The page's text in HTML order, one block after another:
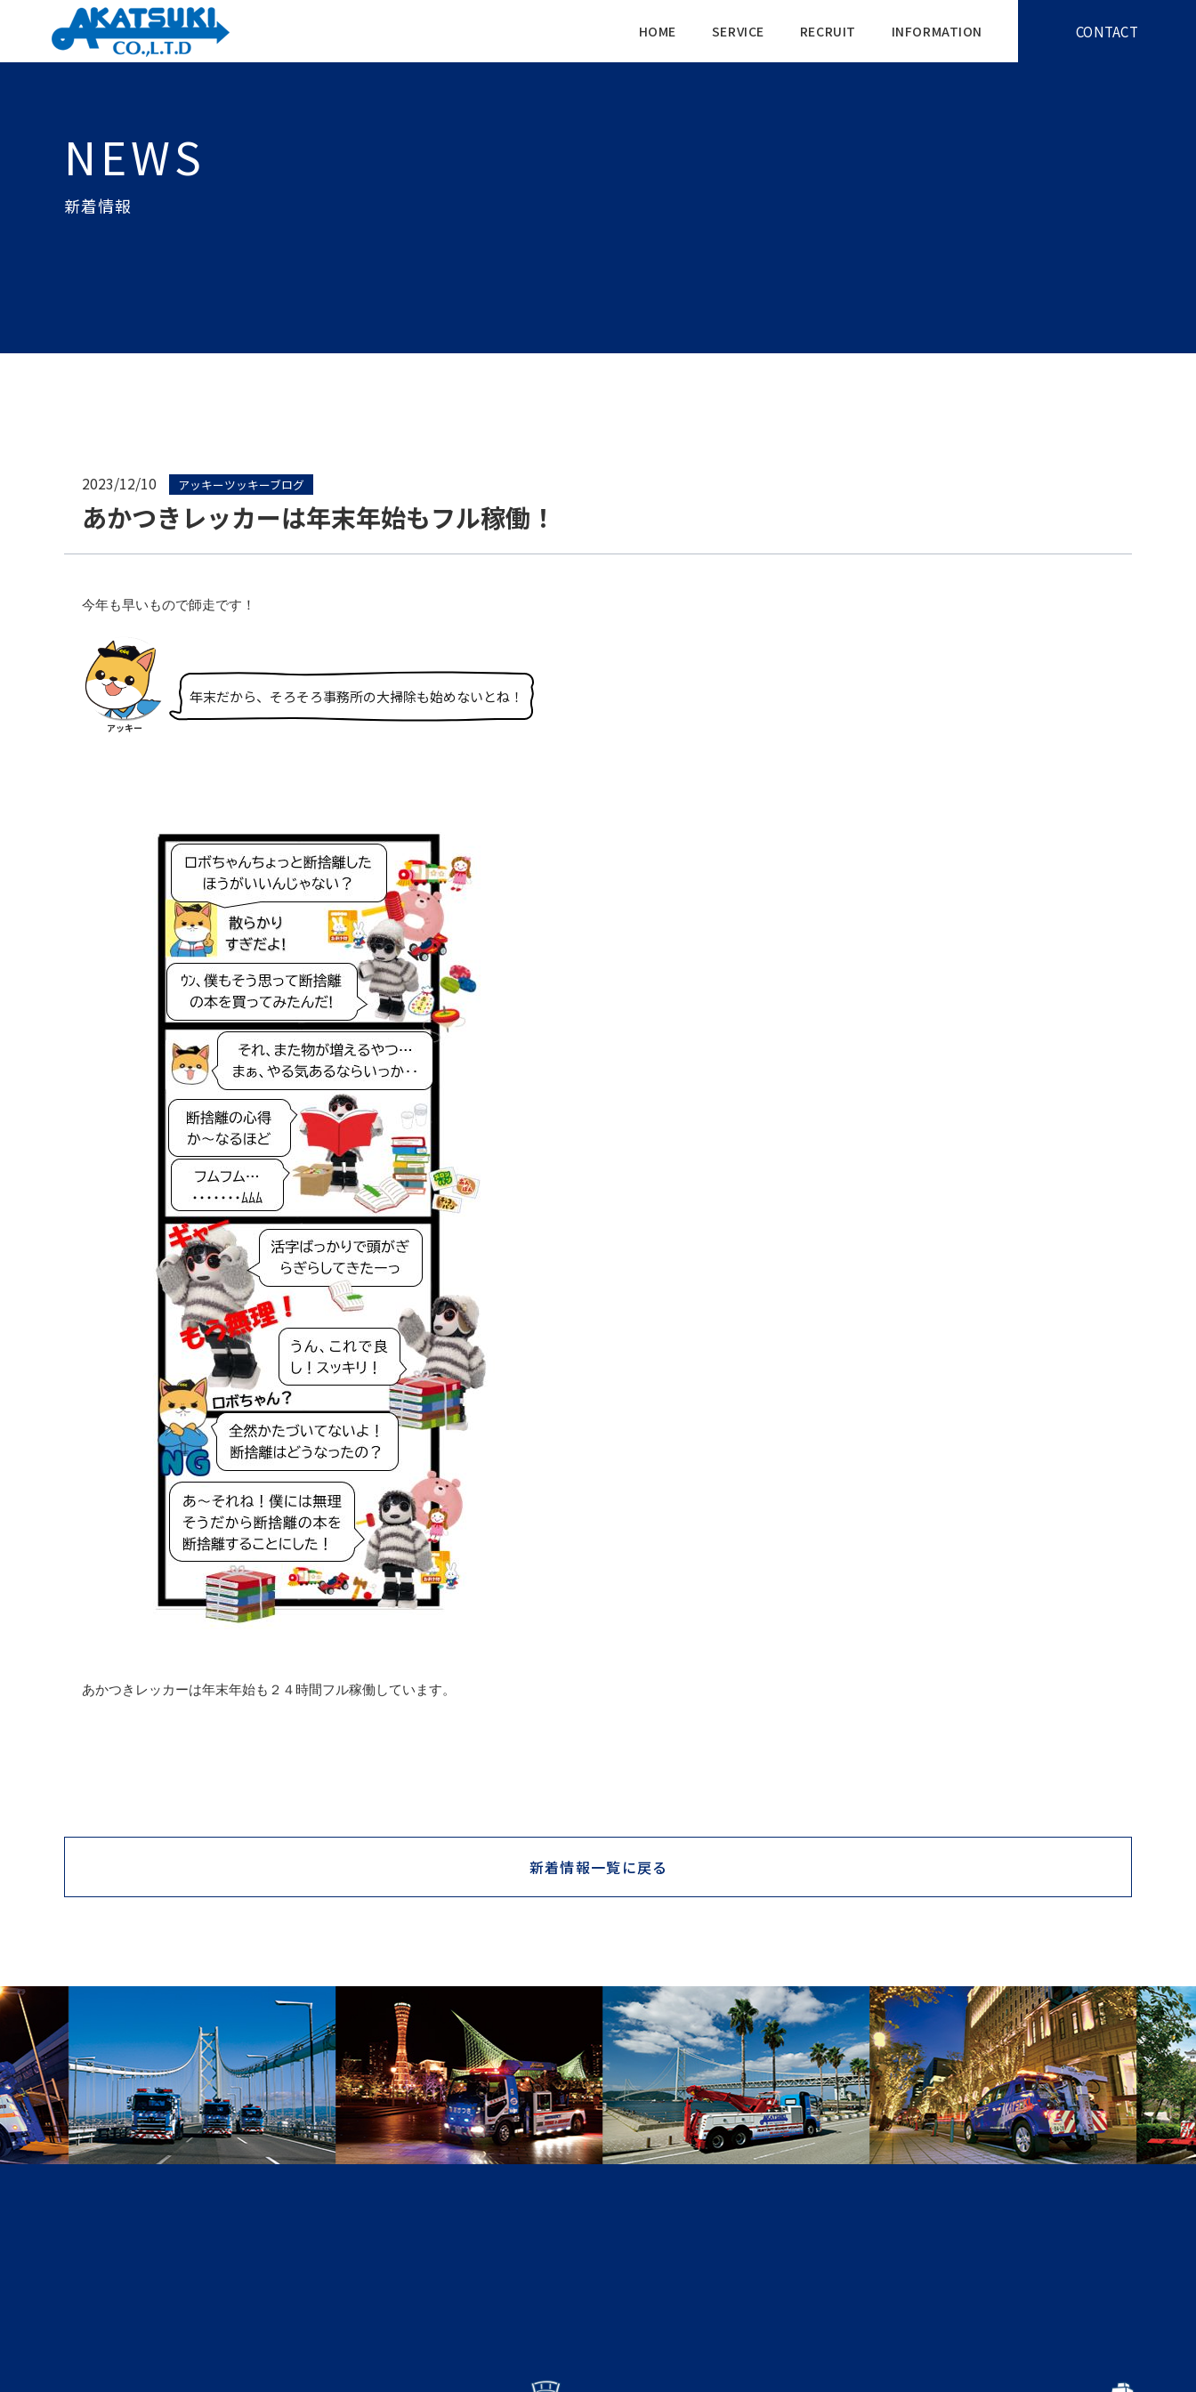
HOME SERVICE RECRUIT INFORMATION CONTACT
NEWS
新着情報
2023/12/10 アッキーツッキーブログ
あかつきレッカーは年末年始もフル稼働！
今年も早いもので師走です！
アッキー
年末だから、そろそろ事務所の大掃除も始めないとね！
あかつきレッカーは年末年始も２４時間フル稼働しています。
新着情報一覧に戻る